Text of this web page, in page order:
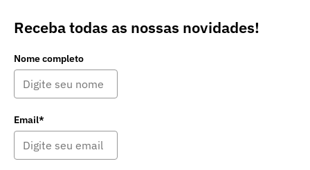
Receba todas as nossas novidades!
Nome completo
Email*